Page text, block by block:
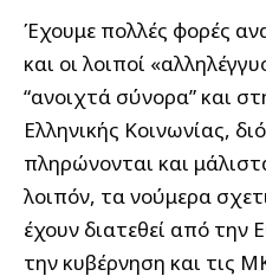
Έχουμε πολλές φορές
και οι λοιποί
“ανοιχτά σύνορα” και
Ελληνικής Κοινωνίας,
πληρώνονται και
λοιπόν, τα νούμερα
έχουν διατεθεί από
την κυβέρνηση και τις